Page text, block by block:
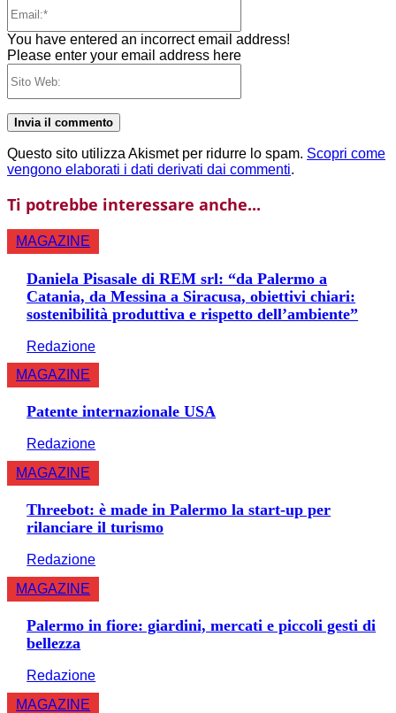
You have entered an incorrect email address!
Please enter your email address here
Questo sito utilizza Akismet per ridurre lo spam. Scopri come
vengono elaborati i dati derivati dai commenti.
Ti potrebbe interessare anche...
MAGAZINE
Daniela Pisasale di REM srl: “da Palermo a
Catania, da Messina a Siracusa, obiettivi chiari:
sostenibilità produttiva e rispetto dell’ambiente”
Redazione
MAGAZINE
Patente internazionale USA
Redazione
MAGAZINE
Threebot: è made in Palermo la start-up per
rilanciare il turismo
Redazione
MAGAZINE
Palermo in fiore: giardini, mercati e piccoli gesti di
bellezza
Redazione
MAGAZINE